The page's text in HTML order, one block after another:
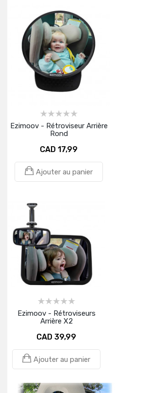
Ezimoov - Rétroviseur Arrière
Rond
CAD 17,99
Ajouter au panier
Ezimoov - Rétroviseurs
Arrière X2
CAD 39,99
Ajouter au panier